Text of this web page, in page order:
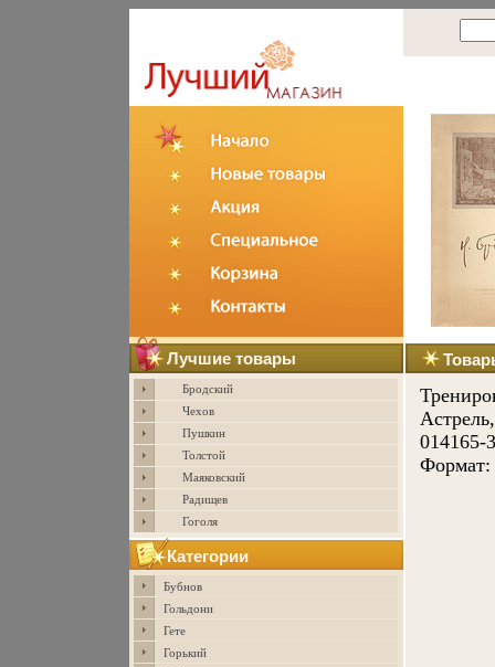
Лучшие товары
Бродский
Чехов
Пушкин
Толстой
Маяковский
Радищев
Гоголя
Категории
Бубнов
Гольдони
Гете
Горький
014165-
Формат: